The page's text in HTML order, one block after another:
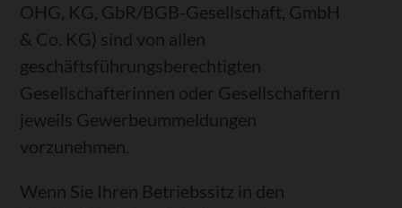
OHG, KG, GbR/BGB-Gesellschaft, GmbH
& Co. KG) sind von allen
geschäftsführungsberechtigten
Gesellschafterinnen oder Gesellschaftern
jeweils Gewerbeummeldungen
vorzunehmen.
Wenn Sie Ihren Betriebssitz in den